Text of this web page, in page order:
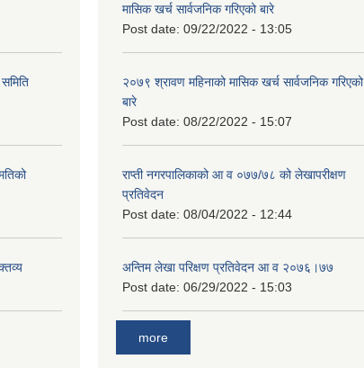
मासिक खर्च सार्वजनिक गरिएको बारे
Post date: 09/22/2022 - 13:05
२०७९ श्रावण महिनाको मासिक खर्च सार्वजनिक गरिएको
बारे
Post date: 08/22/2022 - 15:07
राप्ती नगरपालिकाको आ व ०७७/७८ को लेखापरीक्षण
प्रतिवेदन
Post date: 08/04/2022 - 12:44
अन्तिम लेखा परिक्षण प्रतिवेदन आ व २०७६।७७
Post date: 06/29/2022 - 15:03
more